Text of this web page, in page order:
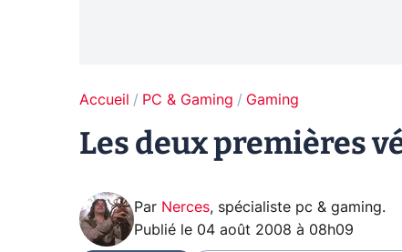
Accueil PC & Gaming Gaming
Les deux premières
Par Nerces, spécialiste pc & gaming.
Publié le 04 août 2008 à 08h09